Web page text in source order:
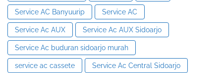
Service AC Banyuurip Service AC
Service Ac AUX Service Ac AUX Sidoarjo
Service Ac buduran sidoarjo murah
service ac cassete Service Ac Central Sidoarjo